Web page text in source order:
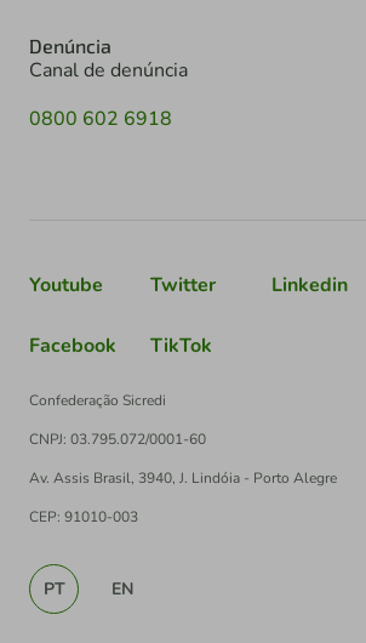
Denúncia
Canal de denúncia
0800 602 6918
Youtube Twitter Linkedin
Facebook TikTok
Confederação Sicredi
CNPJ: 03.795.072/0001-60
Av. Assis Brasil, 3940, J. Lindóia - Porto Alegre
CEP: 91010-003
PT EN